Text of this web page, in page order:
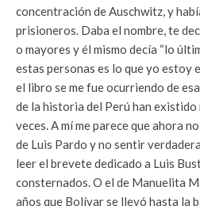
concentración de Auschwitz, y
prisioneros. Daba el nombre, te
o mayores y él mismo decía “lo
estas personas es lo que yo estoy
el libro se me fue ocurriendo de
de la historia del Perú han existido
veces. A mí me parece que ahora
de Luis Pardo y no sentir
leer el brevete dedicado a Luis
consternados. O el de Manuelita
años que Bolívar se llevó hasta la